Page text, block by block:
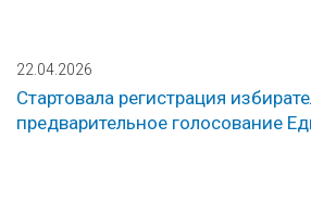
22.04.2026
Стартовала регистрация
предварительное голосование